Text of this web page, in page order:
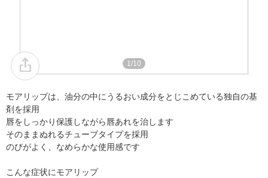
1/10
モアリップは、油分の中にうるおい成分をとじこめている独自の基
剤を採用
唇をしっかり保護しながら唇あれを治します
そのままぬれるチューブタイプを採用
のびがよく、なめらかな使用感です
こんな症状にモアリップ